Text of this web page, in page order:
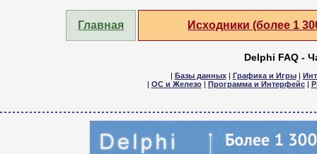
Главная Исходники (более 1
Delphi FAQ -
| Базы данных| Графика и Игры|
| ОС и Железо| Программа и Интерфейс|